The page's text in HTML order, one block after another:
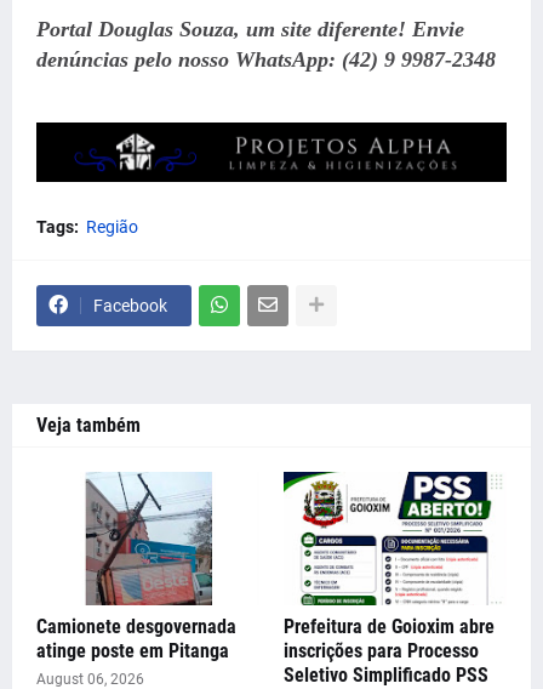
Portal Douglas Souza, um site diferente! Envie
denúncias pelo nosso WhatsApp: (42) 9 9987-2348
Tags: Região
Facebook
Veja também
Camionete desgovernada
atinge poste em Pitanga
August 06, 2026
Prefeitura de Goioxim abre
inscrições para Processo
Seletivo Simplificado PSS